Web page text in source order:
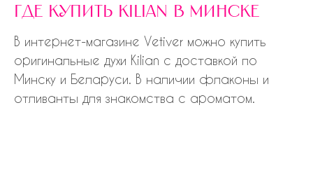
где купить kilian в минске
В интернет-магазине Vetiver можно купить
оригинальные духи Kilian с доставкой по
Минску и Беларуси. В наличии флаконы и
отливанты для знакомства с ароматом.